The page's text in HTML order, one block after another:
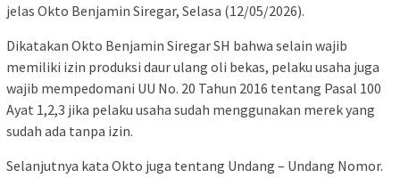
jelas Okto Benjamin Siregar, Selasa (12/05/2026).
Dikatakan Okto Benjamin Siregar SH bahwa selain wajib
memiliki izin produksi daur ulang oli bekas, pelaku usaha juga
wajib mempedomani UU No. 20 Tahun 2016 tentang Pasal 100
Ayat 1,2,3 jika pelaku usaha sudah menggunakan merek yang
sudah ada tanpa izin.
Selanjutnya kata Okto juga tentang Undang – Undang Nomor.